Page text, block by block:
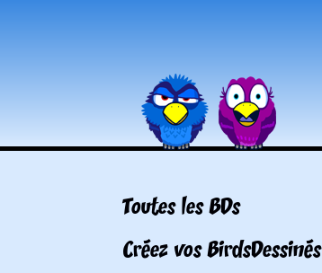
Toutes les BDs
Créez vos BirdsDessinés